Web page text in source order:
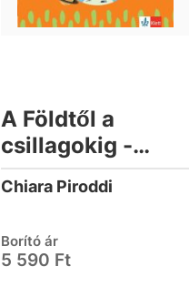
A Földtől a
csillagokig -
Világfelfedező 5-
7 éveseknek
Chiara Piroddi
Borító ár
5 590 Ft